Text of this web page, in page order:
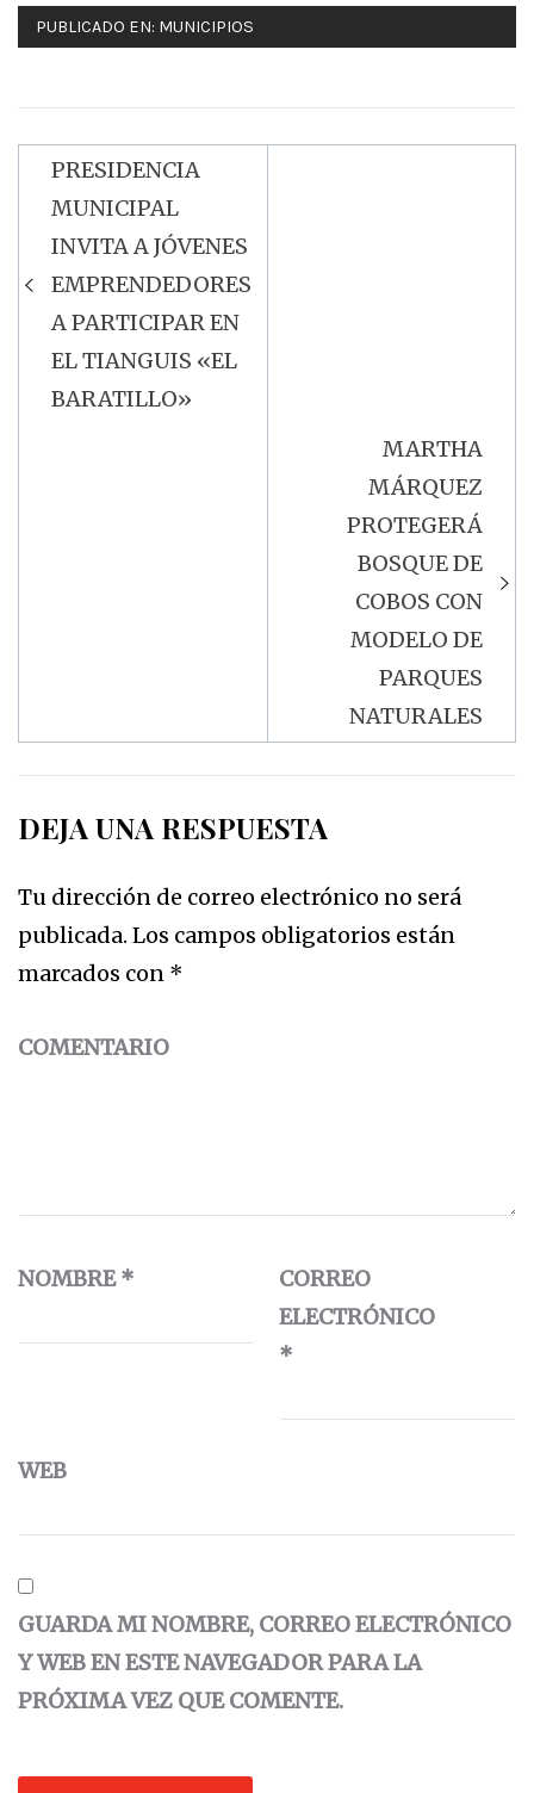
PUBLICADO EN: MUNICIPIOS
Navegación
de
entradas
PRESIDENCIA
MUNICIPAL
INVITA A JÓVENES
EMPRENDEDORES
A PARTICIPAR EN
EL TIANGUIS «EL
BARATILLO»
MARTHA
MÁRQUEZ
PROTEGERÁ
BOSQUE DE
COBOS CON
MODELO DE
PARQUES
NATURALES
DEJA UNA RESPUESTA
Tu dirección de correo electrónico no será
publicada. Los campos obligatorios están
marcados con *
COMENTARIO
NOMBRE*
CORREO
ELECTRÓNICO
*
WEB
GUARDA MI NOMBRE, CORREO ELECTRÓNICO
Y WEB EN ESTE NAVEGADOR PARA LA
PRÓXIMA VEZ QUE COMENTE.